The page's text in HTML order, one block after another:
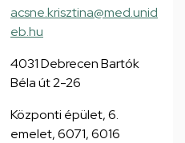
acsne.krisztina@med.unid
eb.hu
4031 Debrecen Bartók
Béla út 2-26
Központi épület, 6.
emelet, 6071, 6016